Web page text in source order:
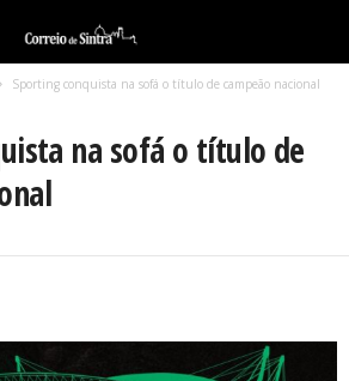
Sporting conquista na sofá o título de campeão nacional
na sofá o título de